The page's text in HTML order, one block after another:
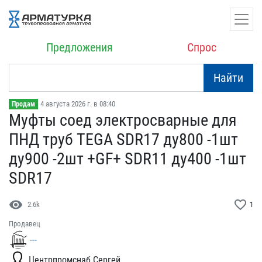
Предложения Спрос
Найти
Продам 4 августа 2026 г. в 08:40
Муфты соед электросварны​е для
ПНД труб TEGA SDR​17 ду800 -1шт
ду900 -2шт​ +GF+ SDR11 ду400 -1шт
S​DR17
visibility 2.6k favorite_border 1
Продавец
---